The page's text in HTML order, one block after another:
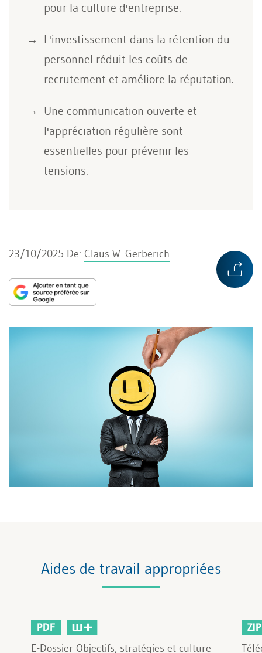
pour la culture d'entreprise.
L'investissement dans la rétention du
personnel réduit les coûts de
recrutement et améliore la réputation.
Une communication ouverte et
l'appréciation régulière sont
essentielles pour prévenir les
tensions.
23/10/2025 De: Claus W. Gerberich
Aides de travail appropriées
PDF
E-Dossier Objectifs, stratégies et culture
ZIP